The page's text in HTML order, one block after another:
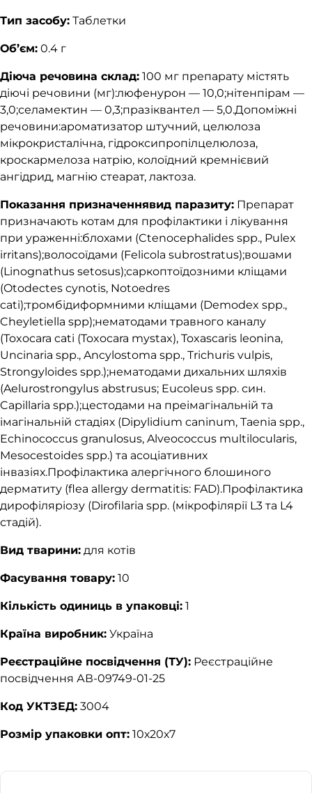
Тип засобу: Таблетки
Об’єм: 0.4 г
Діюча речовина склад: 100 мг препарату містять
діючі речовини (мг):люфенурон — 10,0;нітенпірам —
3,0;селамектин — 0,3;празіквантел — 5,0.Допоміжні
речовини:ароматизатор штучний, целюлоза
мікрокристалічна, гідроксипропілцелюлоза,
кроскармелоза натрію, колоїдний кремнієвий
ангідрид, магнію стеарат, лактоза.
Показання призначеннявид паразиту: Препарат
призначають котам для профілактики і лікування
при ураженні:блохами (Ctenocephalides spp., Pulex
irritans);волосоїдами (Felicola subrostratus);вошами
(Linognathus setosus);саркоптоїдозними кліщами
(Otodectes cynotis, Notoedres
cati);тромбідиформними кліщами (Demodex spр.,
Cheyletiella spр);нематодами травного каналу
(Toxocara cati (Toxocara mystax), Toxаscaris leonina,
Uncinaria spp., Ancylostoma spp., Trichuris vulpis,
Strongyloides spp.);нематодами дихальних шляхів
(Aelurostrongylus abstrusus; Eucoleus spp. син.
Capillaria spp.);цестодами на преімагінальній та
імагінальній стадіях (Dipylidium caninum, Taenia spp.,
Echinococcus granulosus, Alveococcus multilocularis,
Mesocestoides spp.) та асоціативних
інвазіях.Профілактика алергічного блошиного
дерматиту (flea allergy dermatitis: FAD).Профілактика
дирофіляріозу (Dirofilaria spp. (мікрофілярії L3 та L4
стадій).
Вид тварини: для котів
Фасування товару: 10
Кількість одиниць в упаковці: 1
Країна виробник: Україна
Реєстраційне посвідчення (ТУ): Реєстраційне
посвідчення АВ-09749-01-25
Код УКТЗЕД: 3004
Розмір упаковки опт: 10х20х7